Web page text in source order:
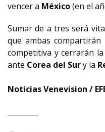
vencer a México(en el
Sumar de a tres será
que ambas
competitiva y cerrarán
ante Corea del Sury la
Noticias Venevision /